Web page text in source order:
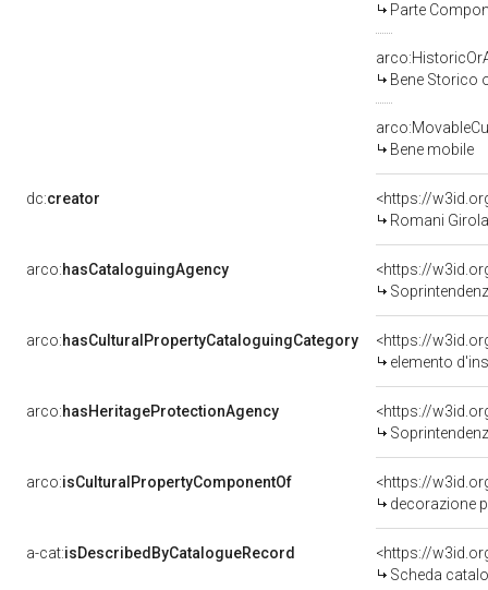
Parte
Bene Storico
Bene mobile
dc:creator
<https://
Romani
arco:hasCataloguingAgency
<https://
arco:hasCulturalPropertyCataloguingCategory
<https://
elemento
arco:hasHeritageProtectionAgency
<https://
arco:isCulturalPropertyComponentOf
<https://
decorazione
a-cat:isDescribedByCatalogueRecord
<https://
Scheda